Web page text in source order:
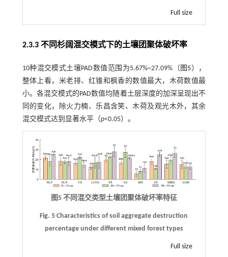
Full size
2.3.3 不同杉阔混交模式下的土壤团聚体破坏率
10种混交模式土壤PAD数值范围为5.67%~27.09%（ 图5），
整体上看，米老排、红锥和枫香的数值最大，木荷数值最
小。各混交模式的PAD数值均随着土层深度的加深呈现出不
同的变化，除火力楠、乐昌含笑、木荷及观光木外，其余
混交模式达到显著水平（p<0.05）。
图5 不同混交类型土壤团聚体破坏率特征
Fig. 5 Characteristics of soil aggregate destruction
percentage under different mixed forest types
Full size